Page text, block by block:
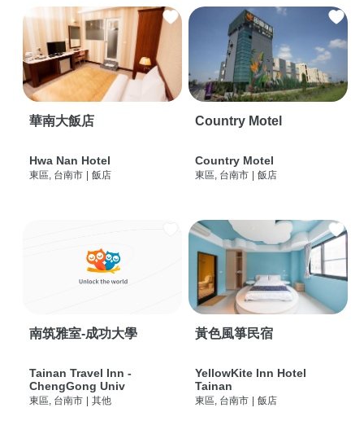
華南大飯店
Hwa Nan Hotel
東區, 台南市 | 飯店
Country Motel
Country Motel
東區, 台南市 | 飯店
南筑雅室-成功大學
Tainan Travel Inn -
ChengGong Univ
東區, 台南市 | 其他
黃色風箏民宿
YellowKite Inn Hotel
Tainan
東區, 台南市 | 飯店